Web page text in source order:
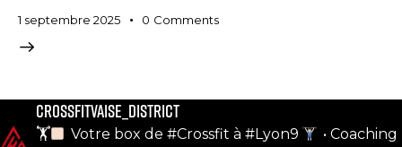
1 septembre 2025 0 Comments
notre compte instagram
crossfitvaise_district
🏋 Votre box de #Crossfit à #Lyon9
• Coaching